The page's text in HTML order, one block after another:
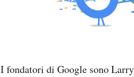
I fondatori di Google sono